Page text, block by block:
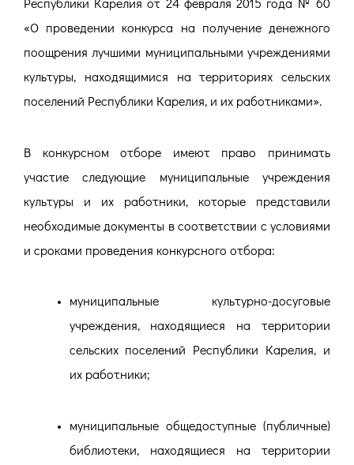
«О проведении конкурса на получение денежного
поощрения лучшими муниципальными учреждениями
культуры, находящимися на территориях сельских
поселений Республики Карелия, и их работниками».
В конкурсном отборе имеют право принимать
участие следующие муниципальные учреждения
культуры и их работники, которые представили
необходимые документы в соответствии с условиями
и сроками проведения конкурсного отбора:
муниципальные культурно-досуговые
учреждения, находящиеся на территории
сельских поселений Республики Карелия, и
их работники;
муниципальные общедоступные (публичные)
библиотеки, находящиеся на территории